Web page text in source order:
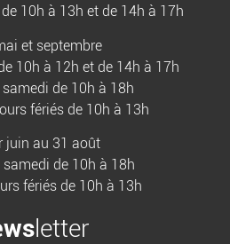
10h à 13h et de 14h à 17h
et septembre
10h à 12h et de 14h à 17h
de 10h à 18h
fériés de 10h à 13h
juin au 31 août
de 10h à 18h
fériés de 10h à 13h
letter